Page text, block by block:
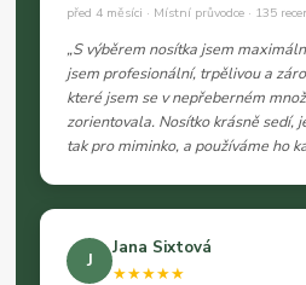
před 4 měsíci · Místní průvodce · 135
„S výběrem nosítka jsem
jsem profesionální, trpělivou a
které jsem se v nepřeberném
zorientovala. Nosítko krásně sedí,
tak pro miminko, a používáme ho
J
Jana Sixtová
★★★★★